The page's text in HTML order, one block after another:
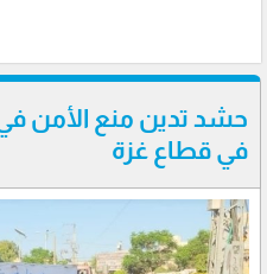
حشد تدين منع الأمن
في قطاع غزة